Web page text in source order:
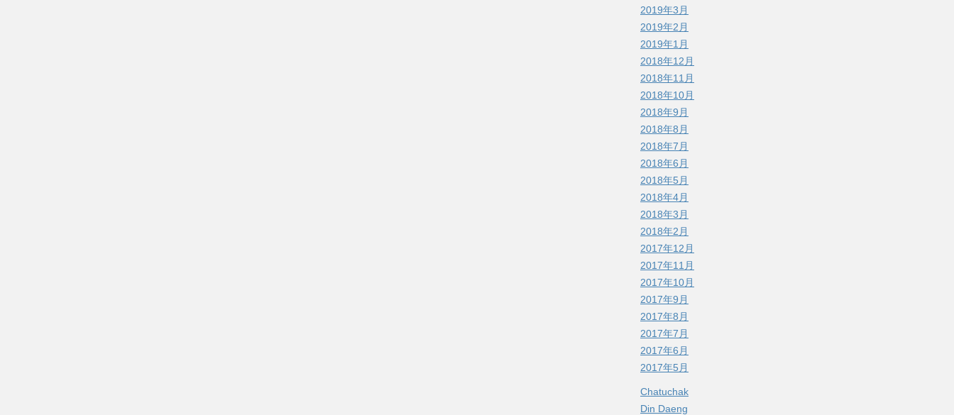
2019年3月
2019年2月
2019年1月
2018年12月
2018年11月
2018年10月
2018年9月
2018年8月
2018年7月
2018年6月
2018年5月
2018年4月
2018年3月
2018年2月
2017年12月
2017年11月
2017年10月
2017年9月
2017年8月
2017年7月
2017年6月
2017年5月
Chatuchak
Din Daeng